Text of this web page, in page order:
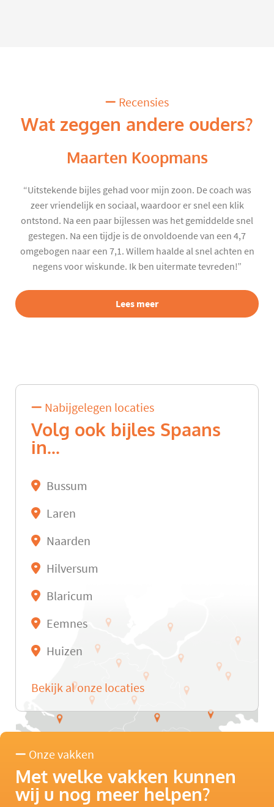
Recensies
Wat zeggen andere ouders?
Maarten Koopmans
“Uitstekende bijles gehad voor mijn zoon. De coach was
zeer vriendelijk en sociaal, waardoor er snel een klik
ontstond. Na een paar bijlessen was het gemiddelde snel
gestegen. Na een tijdje is de onvoldoende van een 4,7
omgebogen naar een 7,1. Willem haalde al snel achten en
negens voor wiskunde. Ik ben uitermate tevreden!”
Lees meer
Nabijgelegen locaties
Volg ook bijles Spaans
in...
Bussum
Laren
Naarden
Hilversum
Blaricum
Eemnes
Huizen
Bekijk al onze locaties
Onze vakken
Met welke vakken kunnen
wij u nog meer helpen?